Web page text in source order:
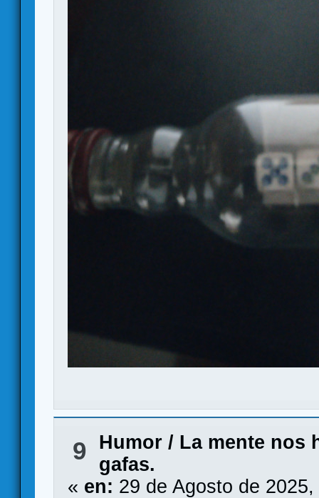
9 Humor / La mente nos
gafas.
« en: 29 de Agosto de